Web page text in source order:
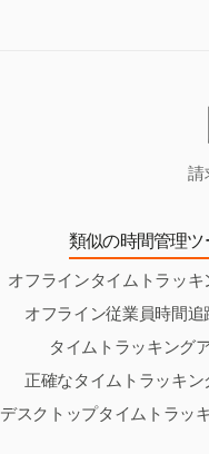
請
類似の時間管理ツ
オフラインタイムトラッキ
オフライン従業員時間追
タイムトラッキング
正確なタイムトラッキン
デスクトップタイムトラッ